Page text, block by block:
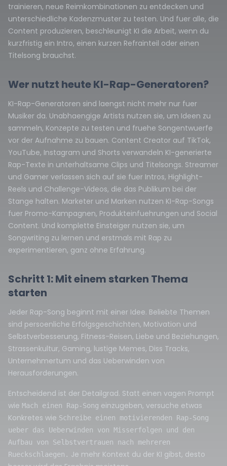
trainieren, neue Reimkombinationen zu entdecken und
unterschiedliche Kadenzmuster zu testen. Und fuer alle, die
Content produzieren, beschleunigt KI die Arbeit, wenn du
kurzfristig ein Intro, einen kurzen Refrainteil oder einen
Titelsong brauchst.
Wer nutzt heute KI-Rap-Generatoren?
KI-Rap-Generatoren sind laengst nicht mehr nur fuer
Musiker da. Unabhaengige Artists nutzen sie, um Ideen zu
sammeln, Konzepte zu testen und fruehe Songentwuerfe
vor der Aufnahme zu bauen. Content Creator auf TikTok,
YouTube, Instagram und Shorts verwandeln KI-generierte
Rap-Texte in unterhaltsame Clips und Titelsongs. Streamer
und Gamer verlassen sich auf sie fuer Intros, Highlight-
Reels und Challenge-Videos, die das Publikum bei der
Stange halten. Marketer und Marken nutzen KI-Rap-Songs
fuer Promo-Kampagnen, Produkteinfuehrungen und Social
Content. Und komplette Einsteiger nutzen sie, um
Songwriting zu lernen und erstmals mit Rap zu
experimentieren, ganz ohne Erfahrung.
Schritt 1: Mit einem starken Thema
starten
Jeder Rap-Song beginnt mit einer Idee. Beliebte Themen
sind persoenliche Erfolgsgeschichten, Motivation und
Selbstverbesserung, Fitness-Reisen, Liebe und Beziehungen,
Strassenkultur, Gaming, lustige Memes, Diss Tracks,
Unternehmertum und das Ueberwinden von
Herausforderungen.
Entscheidend ist der Detailgrad. Statt einen vagen Prompt
wie Mach einen Rap-Song einzugeben, versuche etwas
Konkretes wie Schreibe einen motivierenden Rap-Song
ueber das Ueberwinden von Misserfolgen und den
Aufbau von Selbstvertrauen nach mehreren
Rueckschlaegen. Je mehr Kontext du der KI gibst, desto